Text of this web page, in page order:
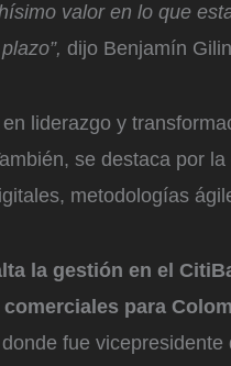
valor en lo que
dijo Benjamín
liderazgo y
se destaca por la
metodologías
la gestión en el
para
fue vicepresidente